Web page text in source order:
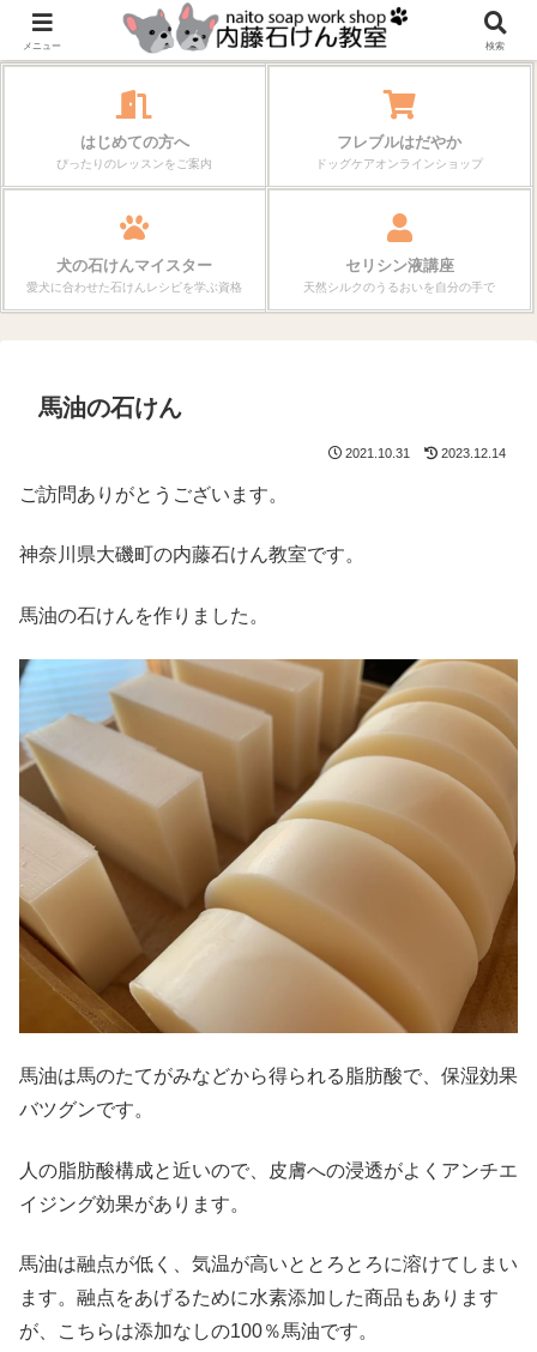
作る楽しさが、毎日の暮らしを変えていく。
はじめての方へ
ぴったりのレッスンをご案内
フレブルはだやか
ドッグケアオンラインショップ
犬の石けんマイスター
愛犬に合わせた石けんレシピを学ぶ資格
セリシン液講座
天然シルクのうるおいを自分の手で
馬油の石けん
2021.10.31 2023.12.14
ご訪問ありがとうございます。
神奈川県大磯町の内藤石けん教室です。
馬油の石けんを作りました。
馬油は馬のたてがみなどから得られる脂肪酸で、保湿効果
バツグンです。
人の脂肪酸構成と近いので、皮膚への浸透がよくアンチエ
イジング効果があります。
馬油は融点が低く、気温が高いととろとろに溶けてしまい
ます。融点をあげるために水素添加した商品もあります
が、こちらは添加なしの100％馬油です。
メニュー 検索